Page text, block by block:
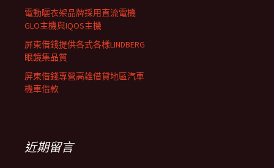
電動曬衣架品牌採用直流電機
GLO主機與IQOS主機
屏東借錢提供各式各樣LINDBERG
眼鏡集品質
屏東借錢專營高雄借貸地區汽車
機車借款
近期留言